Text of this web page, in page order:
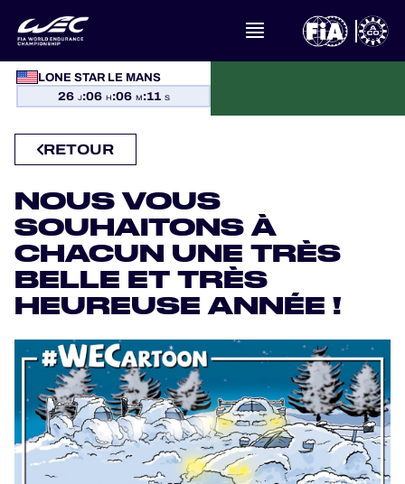
LONE STAR LE MANS
26 J:06 H:06 M:11 S
À PROPOS DU FIA WEC
ACTUALITÉS
CALENDRIER
CLASSEMENTS
RÉSULTATS
OÙ REGARDER
PROGRAMMES OFFICIELS
RETOUR
NOUS VOUS
SOUHAITONS À
CHACUN UNE TRÈS
BELLE ET TRÈS
HEUREUSE ANNÉE !